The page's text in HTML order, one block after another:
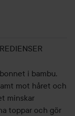
i bambu.
mot håret och
minskar
toppar och gör